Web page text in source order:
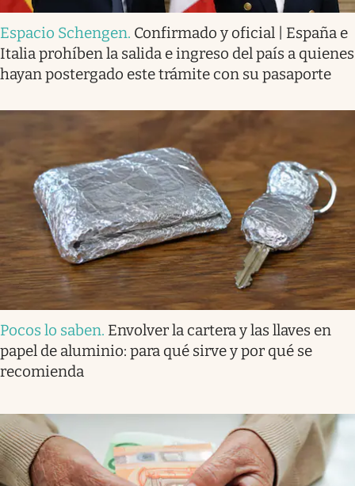
Espacio Schengen. Confirmado y oficial | España e
Italia prohíben la salida e ingreso del país a quienes
hayan postergado este trámite con su pasaporte
Pocos lo saben. Envolver la cartera y las llaves en
papel de aluminio: para qué sirve y por qué se
recomienda